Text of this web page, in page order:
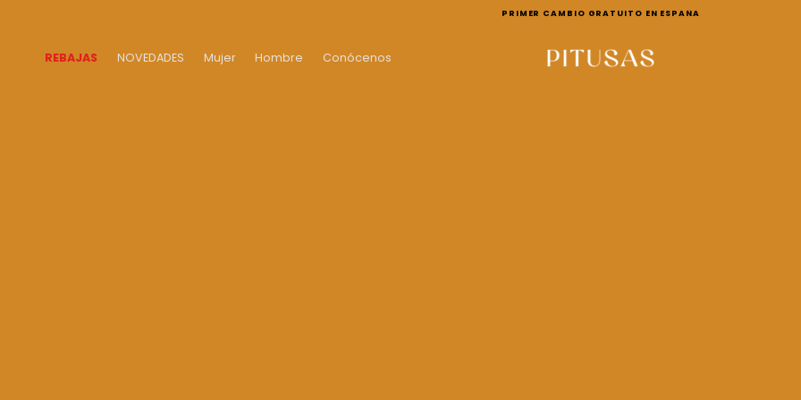
PRIMER CAMBIO GRATUITO EN ESPAÑA
REBAJAS NOVEDADES Mujer Hombre Conócenos